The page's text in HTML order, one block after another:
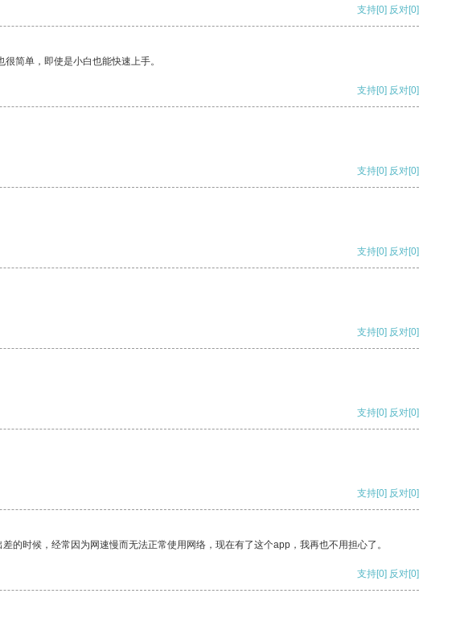
支持[0] 反对[0]
简单，即使是小白也能快速上手。
支持[0] 反对[0]
支持[0] 反对[0]
支持[0] 反对[0]
支持[0] 反对[0]
支持[0] 反对[0]
支持[0] 反对[0]
时候，经常因为网速慢而无法正常使用网络，现在有了这个app，我再也不用担心了。
支持[0] 反对[0]